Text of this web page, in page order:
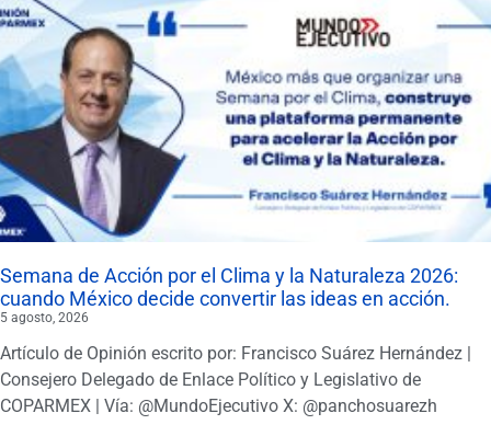
Semana de Acción por el Clima y la Naturaleza 2026:
cuando México decide convertir las ideas en acción.
5 agosto, 2026
Artículo de Opinión escrito por: Francisco Suárez Hernández |
Consejero Delegado de Enlace Político y Legislativo de
COPARMEX | Vía: @MundoEjecutivo X: @panchosuarezh